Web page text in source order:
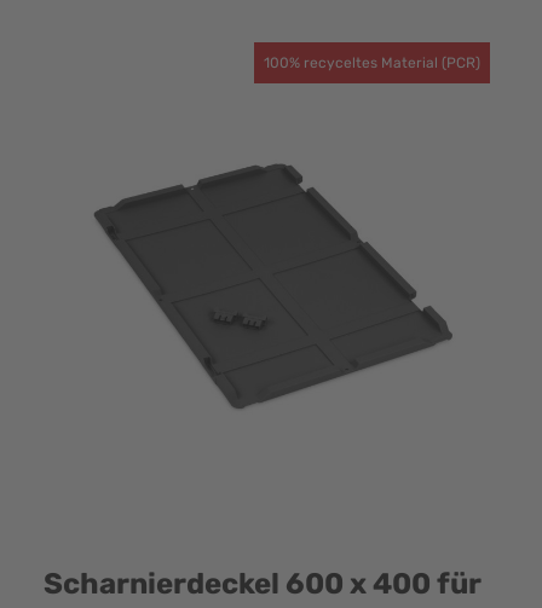
100% recyceltes Material (PCR)
Scharnierdeckel 600 x 400 für